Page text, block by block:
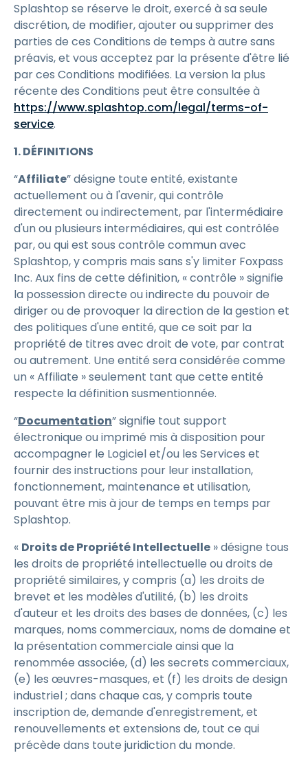
Splashtop se réserve le droit, exercé à sa seule
discrétion, de modifier, ajouter ou supprimer des
parties de ces Conditions de temps à autre sans
préavis, et vous acceptez par la présente d'être lié
par ces Conditions modifiées. La version la plus
récente des Conditions peut être consultée à
https://www.splashtop.com/legal/terms-of-
service.
1. DÉFINITIONS
“Affiliate” désigne toute entité, existante
actuellement ou à l'avenir, qui contrôle
directement ou indirectement, par l'intermédiaire
d'un ou plusieurs intermédiaires, qui est contrôlée
par, ou qui est sous contrôle commun avec
Splashtop, y compris mais sans s'y limiter Foxpass
Inc. Aux fins de cette définition, « contrôle » signifie
la possession directe ou indirecte du pouvoir de
diriger ou de provoquer la direction de la gestion et
des politiques d'une entité, que ce soit par la
propriété de titres avec droit de vote, par contrat
ou autrement. Une entité sera considérée comme
un « Affiliate » seulement tant que cette entité
respecte la définition susmentionnée.
“Documentation” signifie tout support
électronique ou imprimé mis à disposition pour
accompagner le Logiciel et/ou les Services et
fournir des instructions pour leur installation,
fonctionnement, maintenance et utilisation,
pouvant être mis à jour de temps en temps par
Splashtop.
« Droits de Propriété Intellectuelle » désigne tous
les droits de propriété intellectuelle ou droits de
propriété similaires, y compris (a) les droits de
brevet et les modèles d'utilité, (b) les droits
d'auteur et les droits des bases de données, (c) les
marques, noms commerciaux, noms de domaine et
la présentation commerciale ainsi que la
renommée associée, (d) les secrets commerciaux,
(e) les œuvres-masques, et (f) les droits de design
industriel ; dans chaque cas, y compris toute
inscription de, demande d'enregistrement, et
renouvellements et extensions de, tout ce qui
précède dans toute juridiction du monde.